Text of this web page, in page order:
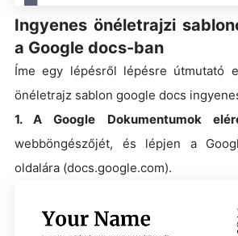
Ingyenes önéletrajzi
a Google docs-ban
Íme egy lépésről lépésre útmutató
önéletrajz sablon google docs
1. A Google Dokumentumok
webböngészőjét, és lépjen a
oldalára (docs.google.com).